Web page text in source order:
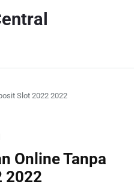
Slot 2022 2022
Online Tanpa
2022